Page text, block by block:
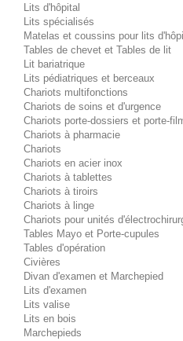
Lits d'hôpital
Lits spécialisés
Matelas et coussins pour lits
Tables de chevet et Tables de lit
Lit bariatrique
Lits pédiatriques et berceaux
Chariots multifonctions
Chariots de soins et d'urgence
Chariots porte-dossiers et porte-
Chariots à pharmacie
Chariots
Chariots en acier inox
Chariots à tablettes
Chariots à tiroirs
Chariots à linge
Chariots pour unités
Tables Mayo et Porte-cupules
Tables d'opération
Civières
Divan d'examen et Marchepied
Lits d'examen
Lits valise
Lits en bois
Marchepieds